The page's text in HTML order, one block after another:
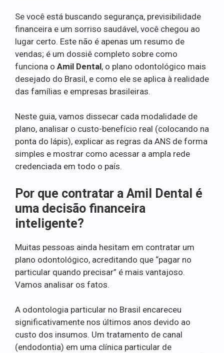
Se você está buscando segurança, previsibilidade
financeira e um sorriso saudável, você chegou ao
lugar certo. Este não é apenas um resumo de
vendas; é um dossiê completo sobre como
funciona o Amil Dental, o plano odontológico mais
desejado do Brasil, e como ele se aplica à realidade
das famílias e empresas brasileiras.
Neste guia, vamos dissecar cada modalidade de
plano, analisar o custo-benefício real (colocando na
ponta do lápis), explicar as regras da ANS de forma
simples e mostrar como acessar a ampla rede
credenciada em todo o país.
Por que contratar a Amil Dental é
uma decisão financeira
inteligente?
Muitas pessoas ainda hesitam em contratar um
plano odontológico, acreditando que “pagar no
particular quando precisar” é mais vantajoso.
Vamos analisar os fatos.
A odontologia particular no Brasil encareceu
significativamente nos últimos anos devido ao
custo dos insumos. Um tratamento de canal
(endodontia) em uma clínica particular de